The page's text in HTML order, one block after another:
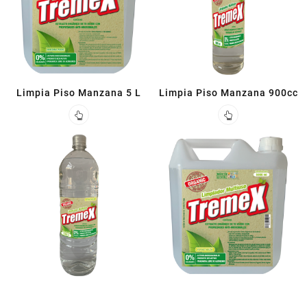
Limpia Piso Manzana 5 L Limpia Piso Manzana 900cc